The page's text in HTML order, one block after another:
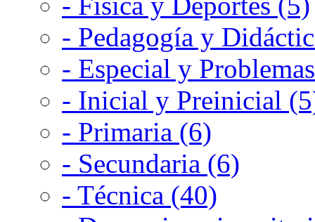
- Pedagogía y
- Especial y
- Inicial y Preinicial
- Primaria (6)
- Secundaria (6)
- Técnica (40)